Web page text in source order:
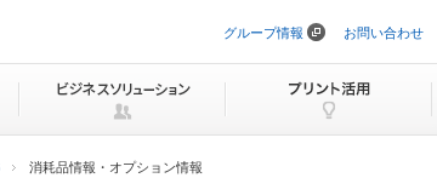
ビ
ョ
グループ情報 お問い合わせ
消耗品情報・オプション情報